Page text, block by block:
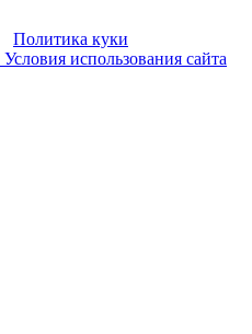
Политика куки
Условия использования сайта